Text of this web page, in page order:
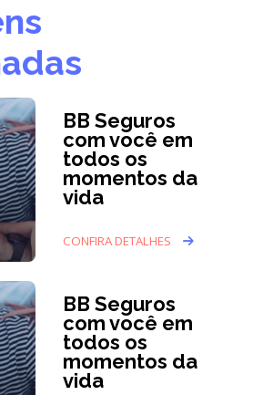
BB Seguros
com você em
todos os
momentos da
vida
CONFIRA DETALHES
BB Seguros
com você em
todos os
momentos da
vida